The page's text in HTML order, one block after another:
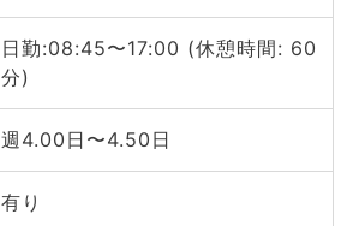
日勤:08:45〜17:00 (休憩時間: 60
分)
週4.00日〜4.50日
有り